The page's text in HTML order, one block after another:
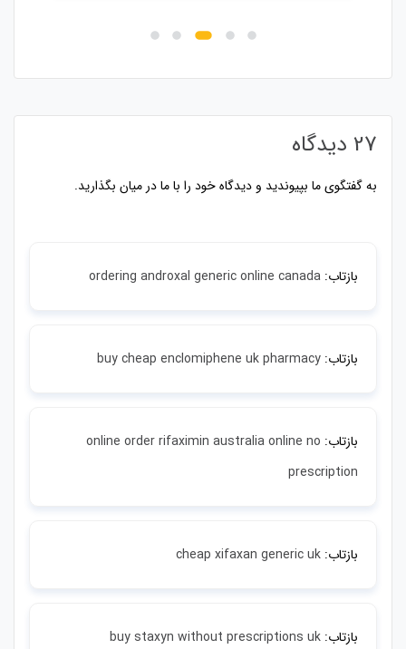
27 دیدگاه
به گفتگوی ما بپیوندید و دیدگاه خود را با ما در میان بگذارید.
بازتاب: ordering androxal generic online canada
بازتاب: buy cheap enclomiphene uk pharmacy
بازتاب: online order rifaximin australia online no
prescription
بازتاب: cheap xifaxan generic uk
بازتاب: buy staxyn without prescriptions uk